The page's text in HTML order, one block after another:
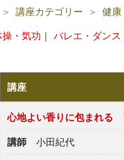
講座カテゴリー
健康
・気功 ｜ バレエ・ダンス
講座
心地よい香りに包まれる
講師 小田紀代